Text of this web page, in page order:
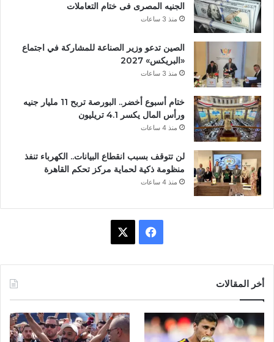
الجنيه المصرى فى ختام التعاملات
منذ 3 ساعات
الصين تدعو وزير الصناعة للمشاركة في اجتماع
«البريكس» 2027
منذ 3 ساعات
ختام أسبوع أخضر.. البورصة تربح 11 مليار جنيه
ورأس المال يكسر 4.1 تريليون
منذ 4 ساعات
لن تتوقف بسبب انقطاع البيانات.. الكهرباء تنفذ
منظومة ذكية لحماية مركز تحكم القاهرة
منذ 4 ساعات
و
أخر المقالات